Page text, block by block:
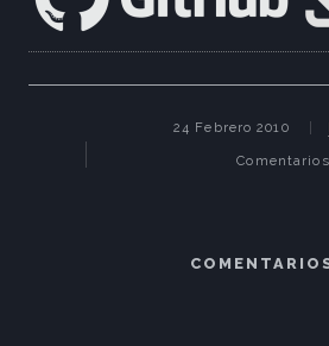
24 Febrero 2010
Comentarios